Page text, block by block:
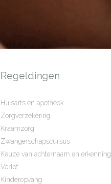
Regeldingen
Huisarts en apotheek
Zorgverzekering
Kraamzorg
Zwangerschapscursus
Keuze van achternaam en erkenning
Verlof
Kinderopvang